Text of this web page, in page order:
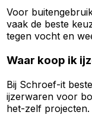
Voor
vaak de beste
tegen vocht en
Waar koop ik
Bij Schroef-it
ijzerwaren voor
het-zelf projecten.